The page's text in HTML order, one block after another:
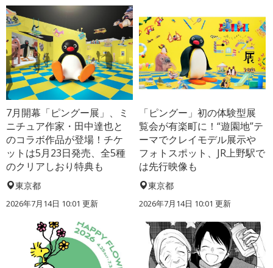
7月開幕「ピングー展」、ミ
ニチュア作家・田中達也と
のコラボ作品が登場！チケ
ットは5月23日発売、全5種
のクリアしおり特典も
東京都
2026年7月14日 10:01 更新
「ピングー」初の体験型展
覧会が有楽町に！“遊園地”テ
ーマでクレイモデル展示や
フォトスポット、JR上野駅で
は先行映像も
東京都
2026年7月14日 10:01 更新